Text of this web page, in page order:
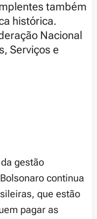
também
histórica.
Nacional
Serviços e
gestão
continua
que estão
pagar as